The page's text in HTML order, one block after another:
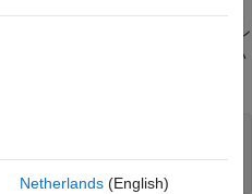
サブシステム ブロックを含む次
System ブロックには、エアコン
ブシステムのマスクの詳細につい
Netherlands(English)